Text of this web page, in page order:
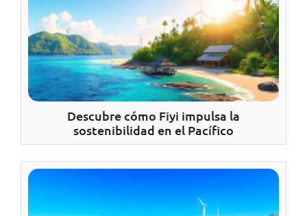
Descubre cómo Fiyi impulsa la
sostenibilidad en el Pacífico